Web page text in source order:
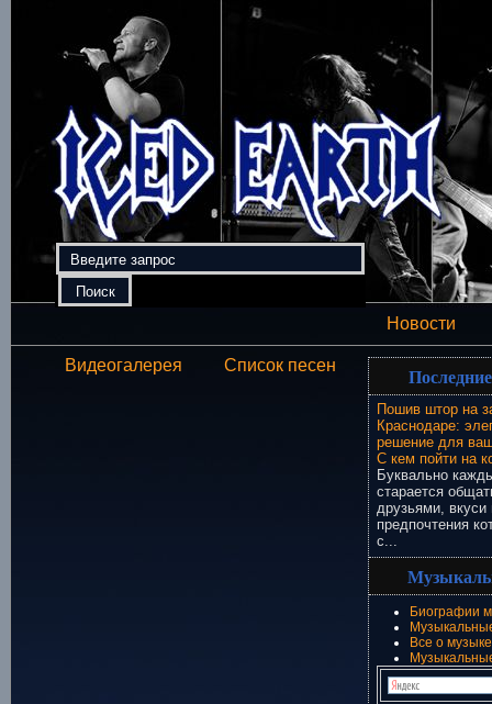
Новости
Видеогалерея Список песен
Пошив штор на
Краснодаре:
решение для
С кем пойти на
Буквально
старается
друзьями, вкуси
предпочтения
с...
Биографии
Все о музыке